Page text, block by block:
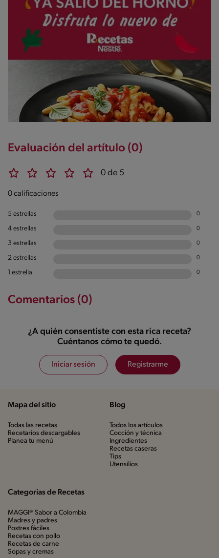
Evaluación del artítulo (0)
0 de 5
0 calificaciones
5 estrellas 0
4 estrellas 0
3 estrellas 0
2 estrellas 0
1 estrella 0
Comentarios (0)
¿A quién consentiste con esta rica receta?
Cuéntanos cómo te quedó.
Iniciar sesión Registrarme
Mapa del sitio
Todas las recetas
Recetarios descargables
Planea tu menú
Blog
Todos los artículos
Cocción y técnica
Ingredientes
Recetas caseras
Tips
Utensílios
Categorias de Recetas
MAGGI® Sabor a Colombia
Madres y padres
Postres fáciles
Recetas con pollo
Recetas de carne
Sopas y cremas